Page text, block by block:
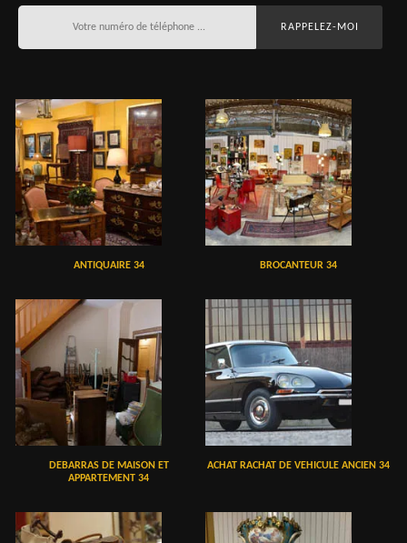
ANTIQUAIRE 34 BROCANTEUR 34
DEBARRAS DE MAISON ET
APPARTEMENT 34
ACHAT RACHAT DE VEHICULE ANCIEN 34